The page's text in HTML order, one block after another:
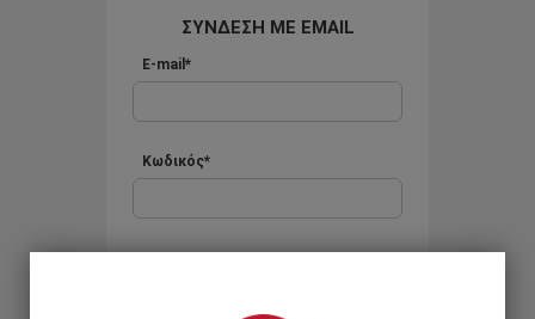
ΣΥΝΔΕΣΗ ΜΕ EMAIL
E-mail*
Κωδικός*